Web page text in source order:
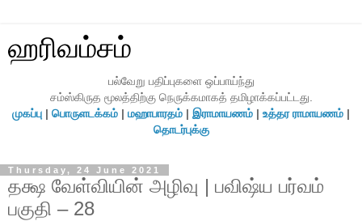
ஹரிவம்சம்
பல்வேறு பதிப்புகளை ஒப்பாய்ந்து
சம்ஸ்கிருத மூலத்திற்கு நெருக்கமாகத் தமிழாக்கப்பட்டது.
முகப்பு | பொருளடக்கம் | மஹாபாரதம் | இராமாயணம் | உத்தர ராமாயணம் |
தொடர்புக்கு
Thursday, 24 June 2021
தக்ஷ வேள்வியின் அழிவு | பவிஷ்ய பர்வம்
பகுதி – 28